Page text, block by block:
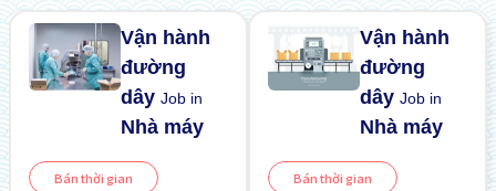
Vận hành
đường
dâyJob in
Nhà máy
Bán thời gian
Vận hành
đường
dâyJob in
Nhà máy
Bán thời gian